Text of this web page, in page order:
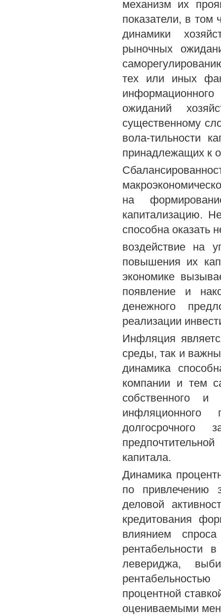
механизм их
показатели, в том
динамики
рыночных
тех или иных
ожиданий
существенному
вола-тильности
принадлежащих к
на
капитализацию.
способна оказать
воздействие на
повышения их
экономике
появление и
денежного
реализации
Инфляция
среды, так и
динамика
компании и тем
собственного и
долгосрочного
капитала.
Динамика
по привлечению
деловой
кредитования
влиянием
рентабельности
левериджа,
процентной
оцениваемыми